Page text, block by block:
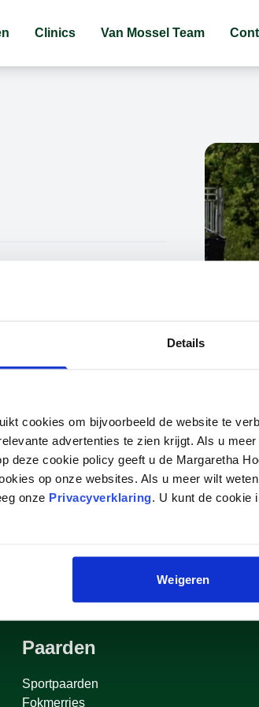
Details
cookies om bijvoorbeeld de website te
advertenties te zien krijgt. Als u
deze cookie policy geeft u de Margaretha
op onze websites. Als u meer wilt
onze Privacyverklaring. U kunt de cookie
Weigeren
Clinics Van Mossel Team
VDL
Paarden
Sportpaarden
Fokmerries